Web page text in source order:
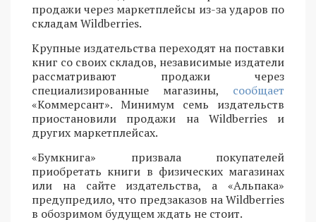
продажи через маркетплейсы из-за ударов по
складам Wildberries.
Крупные издательства переходят на поставки
книг со своих складов, независимые издатели
рассматривают продажи через
специализированные магазины, сообщает
«Коммерсант». Минимум семь издательств
приостановили продажи на Wildberries и
других маркетплейсах.
«Бумкнига» призвала покупателей
приобретать книги в физических магазинах
или на сайте издательства, а «Альпака»
предупредило, что предзаказов на Wildberries
в обозримом будущем ждать не стоит.